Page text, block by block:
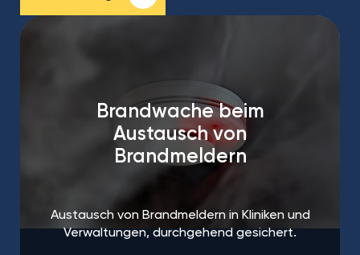
Brandwache beim
Austausch von
Brandmeldern
Austausch von Brandmeldern in Kliniken und
Verwaltungen, durchgehend gesichert.